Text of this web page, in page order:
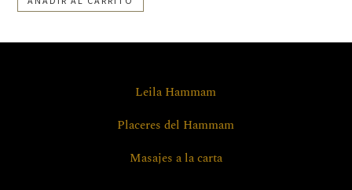
Leila Hammam
Placeres del Hammam
Masajes a la carta